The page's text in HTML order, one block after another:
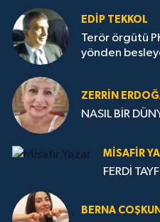
EDIP TEKKOL
Terör örgütü
yönden
ZERRIN
NASIL BİR
MISAFIR
FERDİ
BERNA